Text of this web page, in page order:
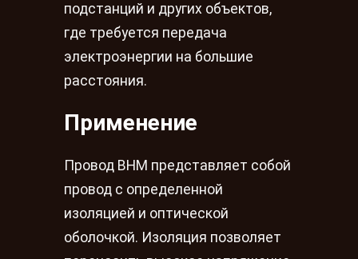
подстанций и других объектов,
где требуется передача
электроэнергии на большие
расстояния.
Применение
Провод ВНМ представляет собой
провод с определенной
изоляцией и оптической
оболочкой. Изоляция позволяет